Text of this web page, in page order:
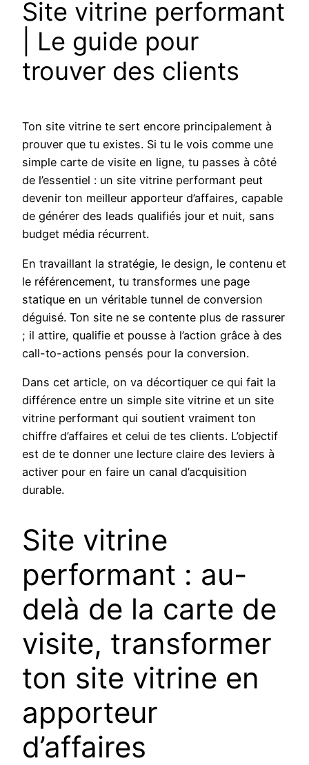
Site vitrine performant
| Le guide pour
trouver des clients
Ton site vitrine te sert encore principalement à
prouver que tu existes. Si tu le vois comme une
simple carte de visite en ligne, tu passes à côté
de l’essentiel : un site vitrine performant peut
devenir ton meilleur apporteur d’affaires, capable
de générer des leads qualifiés jour et nuit, sans
budget média récurrent.
En travaillant la stratégie, le design, le contenu et
le référencement, tu transformes une page
statique en un véritable tunnel de conversion
déguisé. Ton site ne se contente plus de rassurer
; il attire, qualifie et pousse à l’action grâce à des
call-to-actions pensés pour la conversion.
Dans cet article, on va décortiquer ce qui fait la
différence entre un simple site vitrine et un site
vitrine performant qui soutient vraiment ton
chiffre d’affaires et celui de tes clients. L’objectif
est de te donner une lecture claire des leviers à
activer pour en faire un canal d’acquisition
durable.
Site vitrine
performant : au-
delà de la carte de
visite, transformer
ton site vitrine en
apporteur
d’affaires